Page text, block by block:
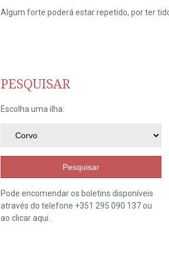
Algum forte poderá estar repetido, por ter
PESQUISAR
Escolha uma ilha:
Pesquisar
Pode encomendar os boletins disponíveis
através do telefone +351 295 090 137 ou
ao clicaraqui